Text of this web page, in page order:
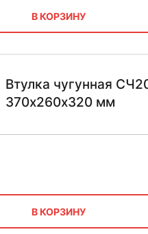
В КОРЗИНУ
Втулка чугунная
370х260х320 мм
В КОРЗИНУ